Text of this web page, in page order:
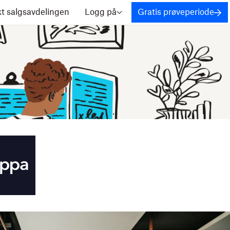
salgsavdelingen Logg på Gratis prøveperiode